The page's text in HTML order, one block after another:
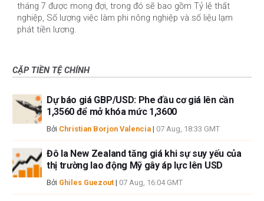
tháng 7 được mong đợi, trong đó sẽ bao gồm Tỷ lệ thất
nghiệp, Số lượng việc làm phi nông nghiệp và số liệu lạm
phát tiền lương.
CẶP TIỀN TỆ CHÍNH
Dự báo giá GBP/USD: Phe đầu cơ giá lên cần
1,3560 để mở khóa mức 1,3600
Bởi Christian Borjon Valencia | 07 Aug, 18:33 GMT
Đô la New Zealand tăng giá khi sự suy yếu của
thị trường lao động Mỹ gây áp lực lên USD
Bởi Ghiles Guezout | 07 Aug, 16:04 GMT